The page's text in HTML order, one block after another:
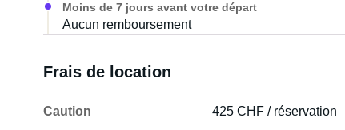
Moins de 7 jours avant votre départ
Aucun remboursement
Frais de location
Caution 425 CHF / réservation